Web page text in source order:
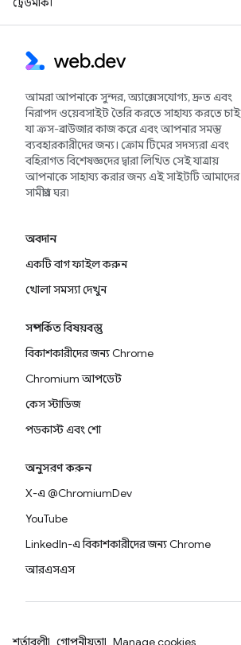
ট্রেডমার্ক।
আমরা আপনাকে সুন্দর, অ্যাক্সেসযোগ্য, দ্রুত এবং
নিরাপদ ওয়েবসাইট তৈরি করতে সাহায্য করতে চাই
যা ক্রস-ব্রাউজার কাজ করে এবং আপনার সমস্ত
ব্যবহারকারীদের জন্য। ক্রোম টিমের সদস্যরা এবং
বহিরাগত বিশেষজ্ঞদের দ্বারা লিখিত সেই যাত্রায়
আপনাকে সাহায্য করার জন্য এই সাইটটি আমাদের
সামগ্রীর ঘর৷
অবদান
একটি বাগ ফাইল করুন
খোলা সমস্যা দেখুন
সম্পর্কিত বিষয়বস্তু
বিকাশকারীদের জন্য Chrome
Chromium আপডেট
কেস স্টাডিজ
পডকাস্ট এবং শো
অনুসরণ করুন
X-এ @ChromiumDev
YouTube
LinkedIn-এ বিকাশকারীদের জন্য Chrome
আরএসএস
শর্তাবলী গোপনীয়তা Manage cookies